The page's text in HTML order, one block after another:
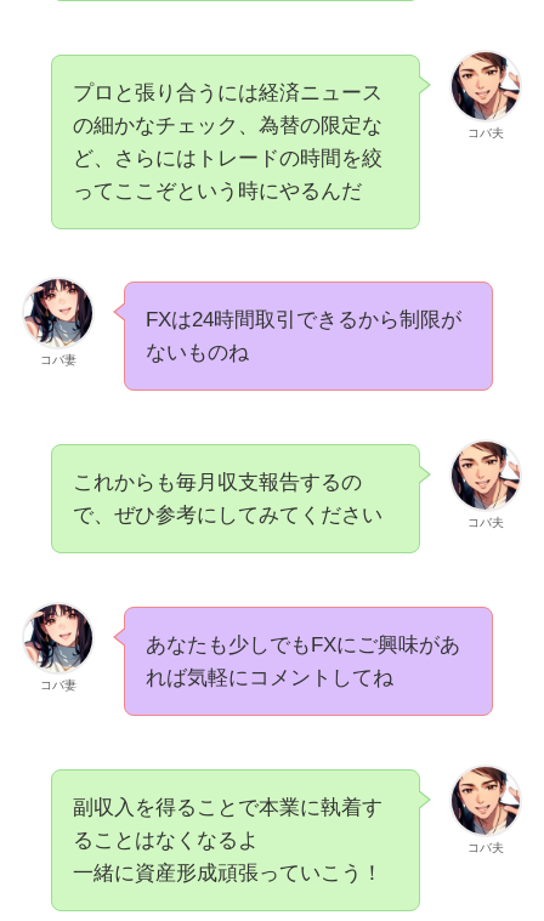
コバ夫
プロと張り合うには経済ニュース
の細かなチェック、為替の限定な
ど、さらにはトレードの時間を絞
ってここぞという時にやるんだ
コバ妻
FXは24時間取引できるから制限が
ないものね
コバ夫
これからも毎月収支報告するの
で、ぜひ参考にしてみてください
コバ妻
あなたも少しでもFXにご興味があ
れば気軽にコメントしてね
コバ夫
副収入を得ることで本業に執着す
ることはなくなるよ
一緒に資産形成頑張っていこう！